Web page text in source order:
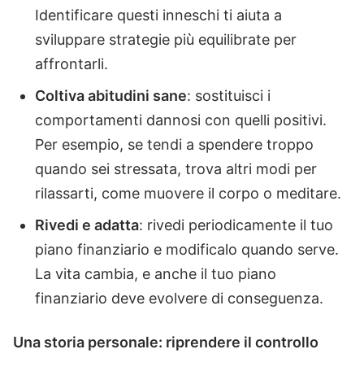
Identificare questi inneschi ti aiuta a
sviluppare strategie più equilibrate per
affrontarli.
Coltiva abitudini sane: sostituisci i
comportamenti dannosi con quelli positivi.
Per esempio, se tendi a spendere troppo
quando sei stressata, trova altri modi per
rilassarti, come muovere il corpo o meditare.
Rivedi e adatta: rivedi periodicamente il tuo
piano finanziario e modificalo quando serve.
La vita cambia, e anche il tuo piano
finanziario deve evolvere di conseguenza.
Una storia personale: riprendere il controllo